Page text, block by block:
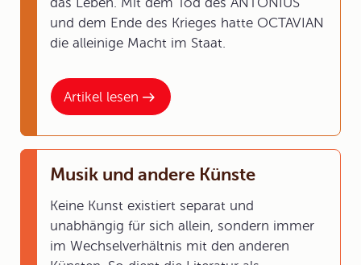
Artikel lesen
und dem Ende des Krieges hatte OCTAVIAN
die alleinige Macht im Staat.
Musik und andere Künste
Keine Kunst existiert separat und
unabhängig für sich allein, sondern immer
im Wechselverhältnis mit den anderen